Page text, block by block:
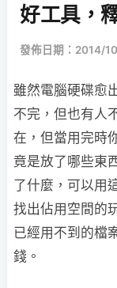
好工具，
發佈日期：2014/
雖然電腦硬碟愈
不完，但也有人
在，但當用完時
竟是放了哪些東
了什麼，可以用
找出佔用空間的
已經用不到的檔
錢。